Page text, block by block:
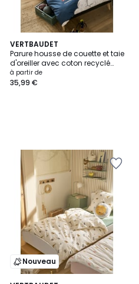
VERTBAUDET
Parure housse de couette et taie
d'oreiller avec coton recyclé
SPACE ADVENTURE
à partir de
35,99 €
Nouveau